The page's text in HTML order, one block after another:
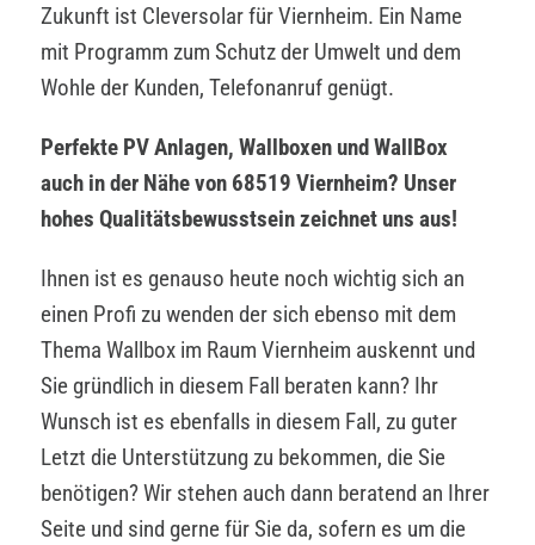
Zukunft ist Cleversolar für Viernheim. Ein Name
mit Programm zum Schutz der Umwelt und dem
Wohle der Kunden, Telefonanruf genügt.
Perfekte PV Anlagen, Wallboxen und WallBox
auch in der Nähe von 68519 Viernheim? Unser
hohes Qualitätsbewusstsein zeichnet uns aus!
Ihnen ist es genauso heute noch wichtig sich an
einen Profi zu wenden der sich ebenso mit dem
Thema Wallbox im Raum Viernheim auskennt und
Sie gründlich in diesem Fall beraten kann? Ihr
Wunsch ist es ebenfalls in diesem Fall, zu guter
Letzt die Unterstützung zu bekommen, die Sie
benötigen? Wir stehen auch dann beratend an Ihrer
Seite und sind gerne für Sie da, sofern es um die